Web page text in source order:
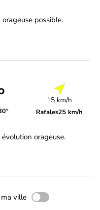
possible.
15 km/h
Rafales25 km/h
orageuse.
ville